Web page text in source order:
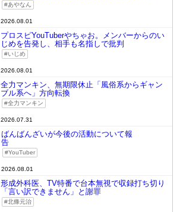
あやなん
2026.08.01
プロスピYouTuberやちゃお。メンバーからのい
じめを告発し、相手も名指しで批判
いじめ
2026.08.01
全力マンキン、無期限休止「風俗系からギャン
ブル系へ」方向転換
全力マンキン
2026.07.31
ばんばんざいが今後の活動について報
告
YouTuber
2026.08.01
形成外科医、TV特番で台本無視で収録打ち切り
「言い訳できません」と謝罪
北條元治